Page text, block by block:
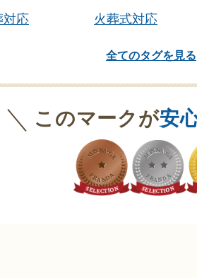
対応 火葬式対応
全てのタグを見る
このマークが安